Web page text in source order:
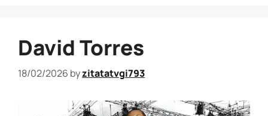
David Torres
18/02/2026 byzitatatvgi793